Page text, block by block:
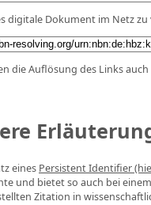
digitale Dokument im Netz
die Auflösung des Links
eines Persistent Identifier
und bietet so auch bei
Zitation in